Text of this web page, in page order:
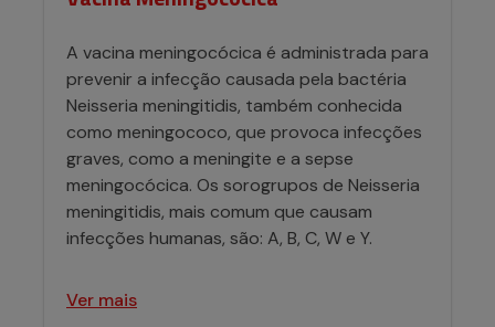
A vacina meningocócica é administrada para
prevenir a infecção causada pela bactéria
Neisseria meningitidis, também conhecida
como meningococo, que provoca infecções
graves, como a meningite e a sepse
meningocócica. Os sorogrupos de Neisseria
meningitidis, mais comum que causam
infecções humanas, são: A, B, C, W e Y.
Ver mais